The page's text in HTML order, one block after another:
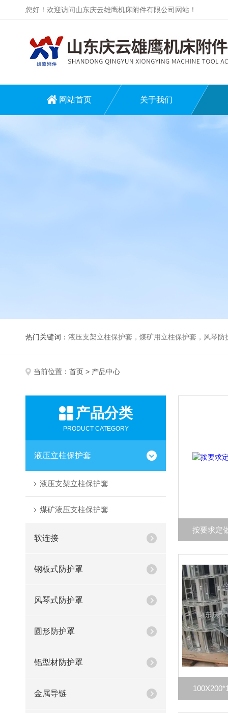
您好！欢迎访问山东庆云雄鹰机床附件有限公司网站！
网站首页 关于我们
热门关键词： 液压支架立柱保护套，煤矿用立柱保护套，风琴
当前位置： 首页 > 产品中心
产品分类
PRODUCT CATEGORY
液压立柱保护套
液压支架立柱保护套
煤矿液压支柱保护套
软连接
钢板式防护罩
风琴式防护罩
圆形防护罩
铝型材防护罩
金属导链
按要求定